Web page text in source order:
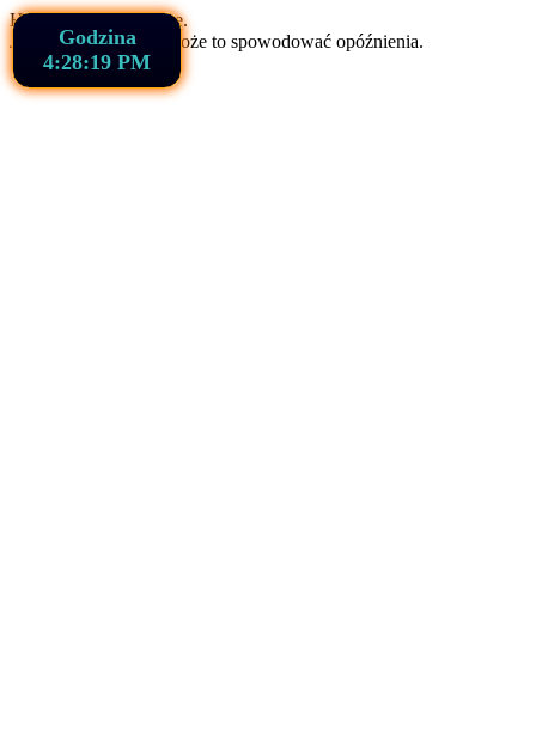
Hajmacik ładuje stronę.
Jeśli używasz VPN, może to spowodować opóźnienia.
Godzina
4:28:20 PM